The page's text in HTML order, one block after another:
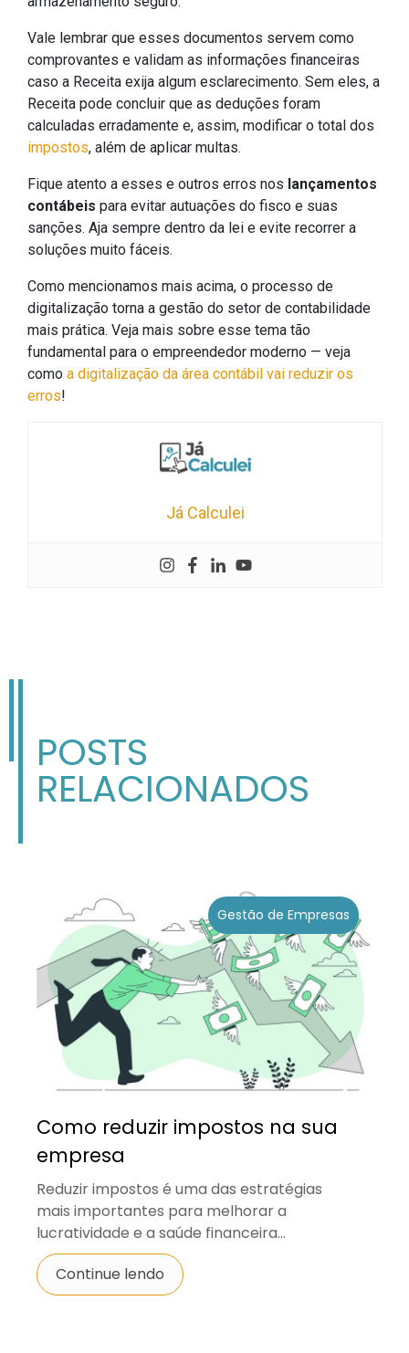
Vale lembrar que esses documentos servem como
comprovantes e validam as informações financeiras
caso a Receita exija algum esclarecimento. Sem eles, a
Receita pode concluir que as deduções foram
calculadas erradamente e, assim, modificar o total dos
impostos, além de aplicar multas.
Fique atento a esses e outros erros nos lançamentos
contábeis para evitar autuações do fisco e suas
sanções. Aja sempre dentro da lei e evite recorrer a
soluções muito fáceis.
Como mencionamos mais acima, o processo de
digitalização torna a gestão do setor de contabilidade
mais prática. Veja mais sobre esse tema tão
fundamental para o empreendedor moderno — veja
como a digitalização da área contábil vai reduzir os
erros!
Já Calculei
POSTS
RELACIONADOS
Gestão de Empresas
Como reduzir impostos na sua
empresa
Reduzir impostos é uma das estratégias
mais importantes para melhorar a
lucratividade e a saúde financeira...
Continue lendo